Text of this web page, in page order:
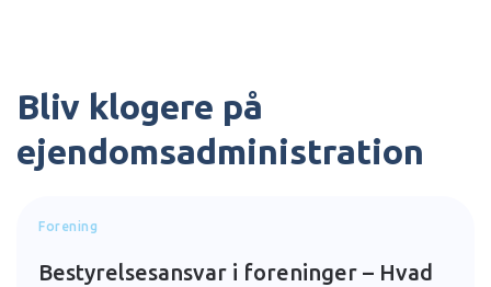
Bliv klogere på
ejendomsadministration
Forening
Bestyrelsesansvar i foreninger – Hvad